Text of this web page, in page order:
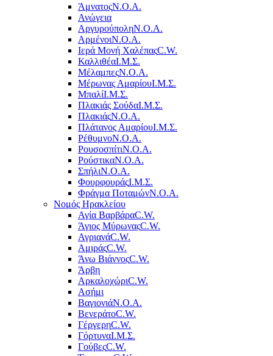
ΆμνατοςΝ.Ο.Α.
Ανώγεια
ΑργυρούποληΝ.Ο.Α.
ΑρμένοιΝ.Ο.Α.
Ιερά Μονή ΧαλέπαςC.W.
ΚαλλιθέαΙ.Μ.Σ.
ΜέλαμπεςΝ.Ο.Α.
Μέρωνας ΑμαρίουΙ.Μ.Σ.
ΜπαλίΙ.Μ.Σ.
Πλακιάς ΣούδαΙ.Μ.Σ.
ΠλακιάςΝ.Ο.Α.
Πλάτανος ΑμαρίουΙ.Μ.Σ.
ΡέθυμνοΝ.Ο.Α.
ΡουσοσπίτιΝ.Ο.Α.
ΡούστικαΝ.Ο.Α.
ΣπήλιΝ.Ο.Α.
ΦουρφουράςΙ.Μ.Σ.
Φράγμα ΠοταμώνΝ.Ο.Α.
Νομός Ηρακλείου
Αγία ΒαρβάραC.W.
Άγιος ΜύρωναςC.W.
ΑγριανάC.W.
ΑμιράςC.W.
Άνω ΒιάννοςC.W.
Άρβη
ΑρκαλοχώριC.W.
Ασήμι
ΒαγιονιάΝ.Ο.Α.
ΒενεράτοC.W.
ΓέργερηC.W.
ΓόρτυναΙ.Μ.Σ.
ΓούβεςC.W.